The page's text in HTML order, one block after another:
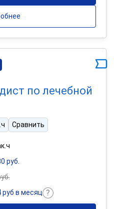
по лечебной
Сравнить
руб.
руб в месяц